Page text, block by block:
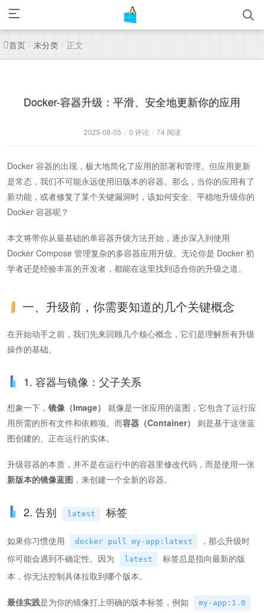
首页 / 未分类 / 正文
Docker-容器升级：平滑、安全地更新你的应用
2025-08-05 / 0 评论 / 74 阅读
Docker 容器的出现，极大地简化了应用的部署和管理。但应用更新
是常态，我们不可能永远使用旧版本的容器。那么，当你的应用有了
新功能，或者修复了某个关键漏洞时，该如何安全、平稳地升级你的
Docker 容器呢？
本文将带你从最基础的单容器升级方法开始，逐步深入到使用
Docker Compose 管理复杂的多容器应用升级。无论你是 Docker 初
学者还是经验丰富的开发者，都能在这里找到适合你的升级之道。
一、升级前，你需要知道的几个关键概念
在开始动手之前，我们先来回顾几个核心概念，它们是理解所有升级
操作的基础。
1. 容器与镜像：父子关系
想象一下， 镜像（Image） 就像是一张应用的蓝图，它包含了运行应
用所需的所有文件和依赖项。而容器（Container）
则是基于这张蓝
图创建的、正在运行的实体。
升级容器的本质，并不是在运行中的容器里修改代码，而是使用一张
新版本的镜像蓝图 ，来创建一个全新的容器。
2. 告别 latest 标签
如果你习惯使用 docker pull my-app:latest
，那么升级时
你可能会遇到不确定性。因为
latest
标签总是指向最新的版
本，你无法控制具体拉取到哪个版本。
最佳实践是为你的镜像打上明确的版本标签，例如 my-app:1.0